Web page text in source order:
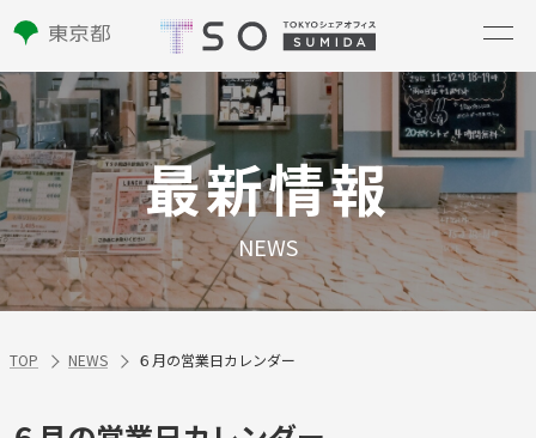
最新情報
NEWS
TOP NEWS ６月の営業日カレンダー